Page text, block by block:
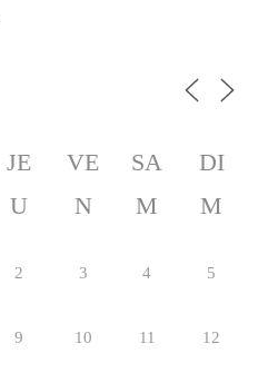
JE
U
VE
N
SA
M
DI
M
2 3 4 5
9 10 11 12